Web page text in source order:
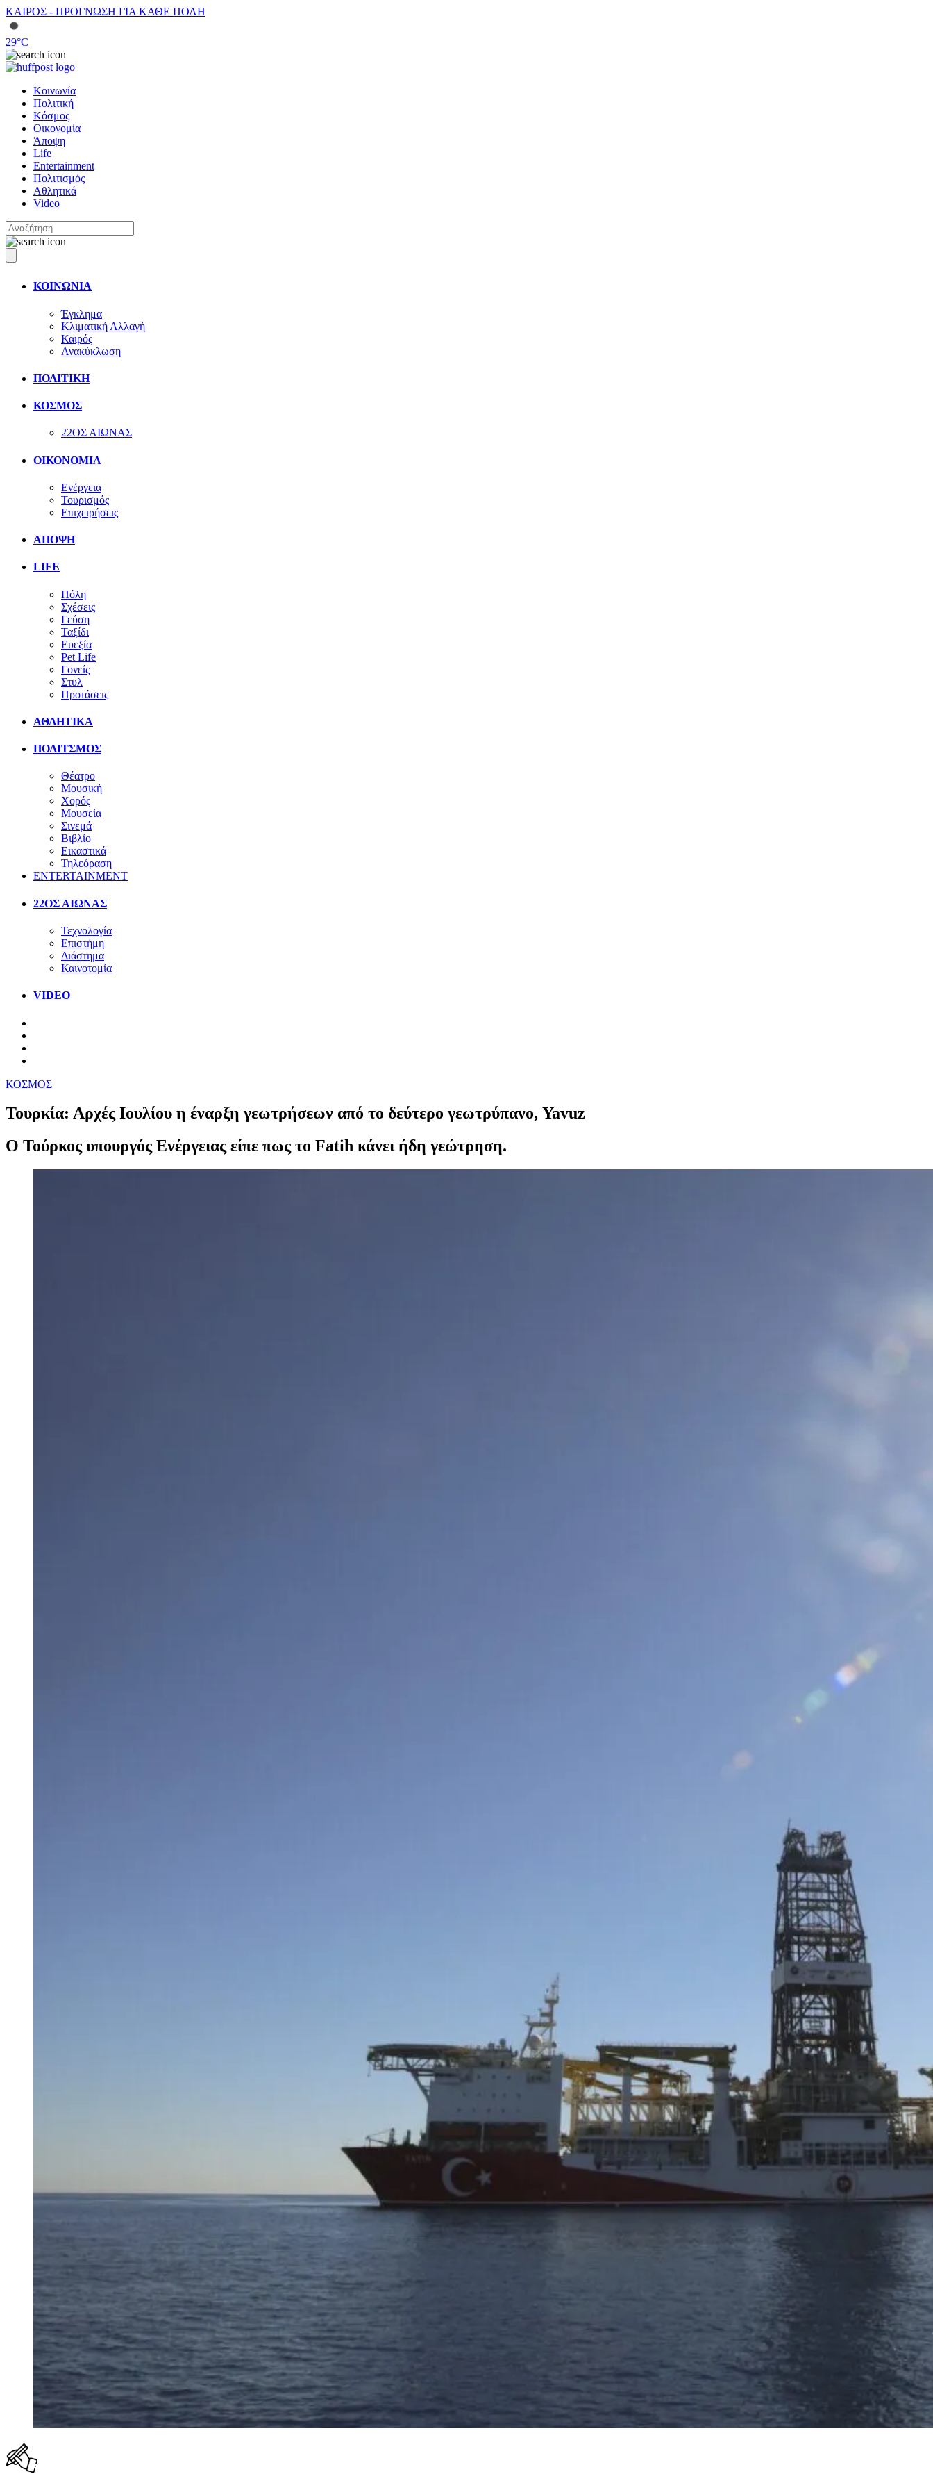
ΚΑΙΡΟΣ - ΠΡΟΓΝΩΣΗ ΓΙΑ ΚΑΘΕ ΠΟΛΗ
29°C
Κοινωνία
Πολιτική
Κόσμος
Οικονομία
Άποψη
Life
Entertainment
Πολιτισμός
Αθλητικά
Video
ΚΟΙΝΩΝΙΑ
Έγκλημα
Κλιματική Αλλαγή
Καιρός
Ανακύκλωση
ΠΟΛΙΤΙΚΗ
ΚΟΣΜΟΣ
22ΟΣ ΑΙΩΝΑΣ
ΟΙΚΟΝΟΜΙΑ
Ενέργεια
Τουρισμός
Επιχειρήσεις
ΑΠΟΨΗ
LIFE
Πόλη
Σχέσεις
Γεύση
Ταξίδι
Ευεξία
Pet Life
Γονείς
Στυλ
Προτάσεις
ΑΘΛΗΤΙΚΑ
ΠΟΛΙΤΣΜΟΣ
Θέατρο
Μουσική
Χορός
Μουσεία
Σινεμά
Βιβλίο
Εικαστικά
Τηλεόραση
ENTERTAINMENT
22ΟΣ ΑΙΩΝΑΣ
Τεχνολογία
Επιστήμη
Διάστημα
Καινοτομία
VIDEO
ΚΟΣΜΟΣ
Τουρκία: Αρχές Ιουλίου η έναρξη γεωτρήσεων από το δεύτερο γεωτρύπανο, Yavuz
Ο Τούρκος υπουργός Ενέργειας είπε πως το Fatih κάνει ήδη γεώτρηση.